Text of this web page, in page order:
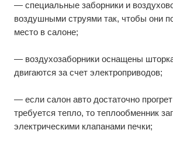
— специальные заборники и
воздушными струями так, чтобы они
место в салоне;
— воздухозаборники оснащены
двигаются за счет электроприводов;
— если салон авто достаточно
требуется тепло, то теплообменник
электрическими клапанами печки;